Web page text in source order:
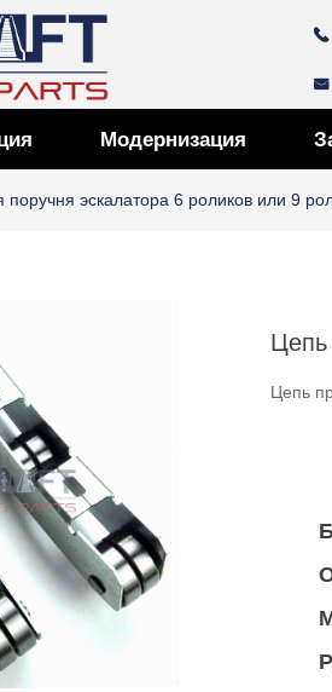
Модернизация
낂
끅
эскалатора 6 роликов или 9
Цепь
Цепь